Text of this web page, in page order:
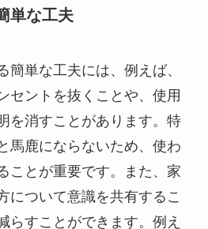
単な工夫
簡単な工夫には、例えば、
セントを抜くことや、使用
を消すことがあります。特
馬鹿にならないため、使わ
ことが重要です。また、家
について意識を共有するこ
らすことができます。例え